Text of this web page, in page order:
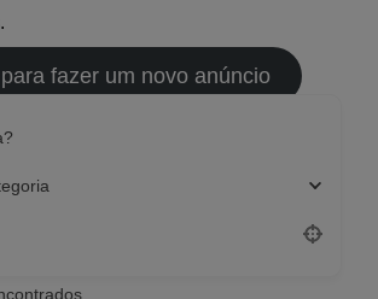
fazer um novo anúncio